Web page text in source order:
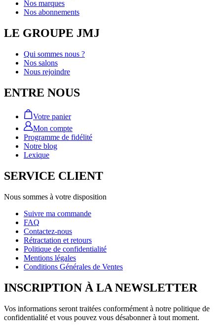
Nos marques
Nos abonnements
LE GROUPE JMJ
Qui sommes nous ?
Nos salons
Nous rejoindre
ENTRE NOUS
Votre panier
Mon compte
Programme de fidélité
Notre blog
Lexique
SERVICE CLIENT
Nous sommes à votre disposition
Suivre ma commande
FAQ
Contactez-nous
Rétractation et retours
Politique de confidentialité
Mentions légales
Conditions Générales de Ventes
INSCRIPTION À LA NEWSLETTER
Vos informations seront traitées conformément à notre politique de
confidentialité et vous pouvez vous désabonner à tout moment.